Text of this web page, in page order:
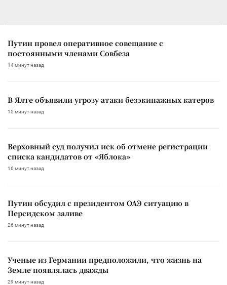
Путин провел оперативное совещание с
постоянными членами Совбеза
14 минут назад
В Ялте объявили угрозу атаки безэкипажных катеров
15 минут назад
Верховный суд получил иск об отмене регистрации
списка кандидатов от «Яблока»
16 минут назад
Путин обсудил с президентом ОАЭ ситуацию в
Персидском заливе
26 минут назад
Ученые из Германии предположили, что жизнь на
Земле появлялась дважды
29 минут назад